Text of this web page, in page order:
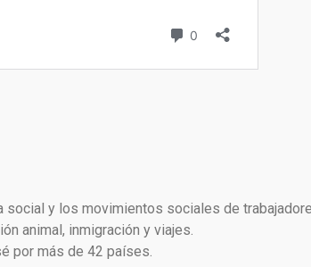
social y los movimientos sociales de
animal, inmigración y viajes.
por más de 42 países.